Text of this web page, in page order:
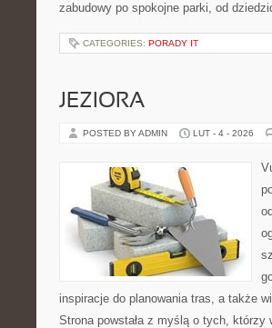
zabudowy po spokojne parki, od
CATEGORIES: PORADY IT
JEZIORA
POSTED BY ADMIN LUT - 4 - 2026
inspiracje do planowania tras, a także
Strona powstała z myślą o tych,